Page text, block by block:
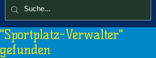
"Sportplatz-Verwalter"
gefunden